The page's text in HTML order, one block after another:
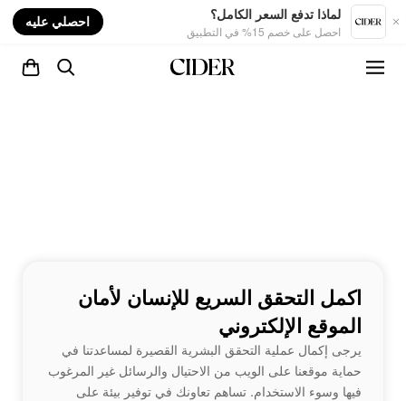
لماذا تدفع السعر الكامل؟
احصل على خصم 15% في التطبيق
احصلي عليه
اكمل التحقق السريع للإنسان لأمان
الموقع الإلكتروني
يرجى إكمال عملية التحقق البشرية القصيرة لمساعدتنا في
حماية موقعنا على الويب من الاحتيال والرسائل غير المرغوب
فيها وسوء الاستخدام. تساهم تعاونك في توفير بيئة على